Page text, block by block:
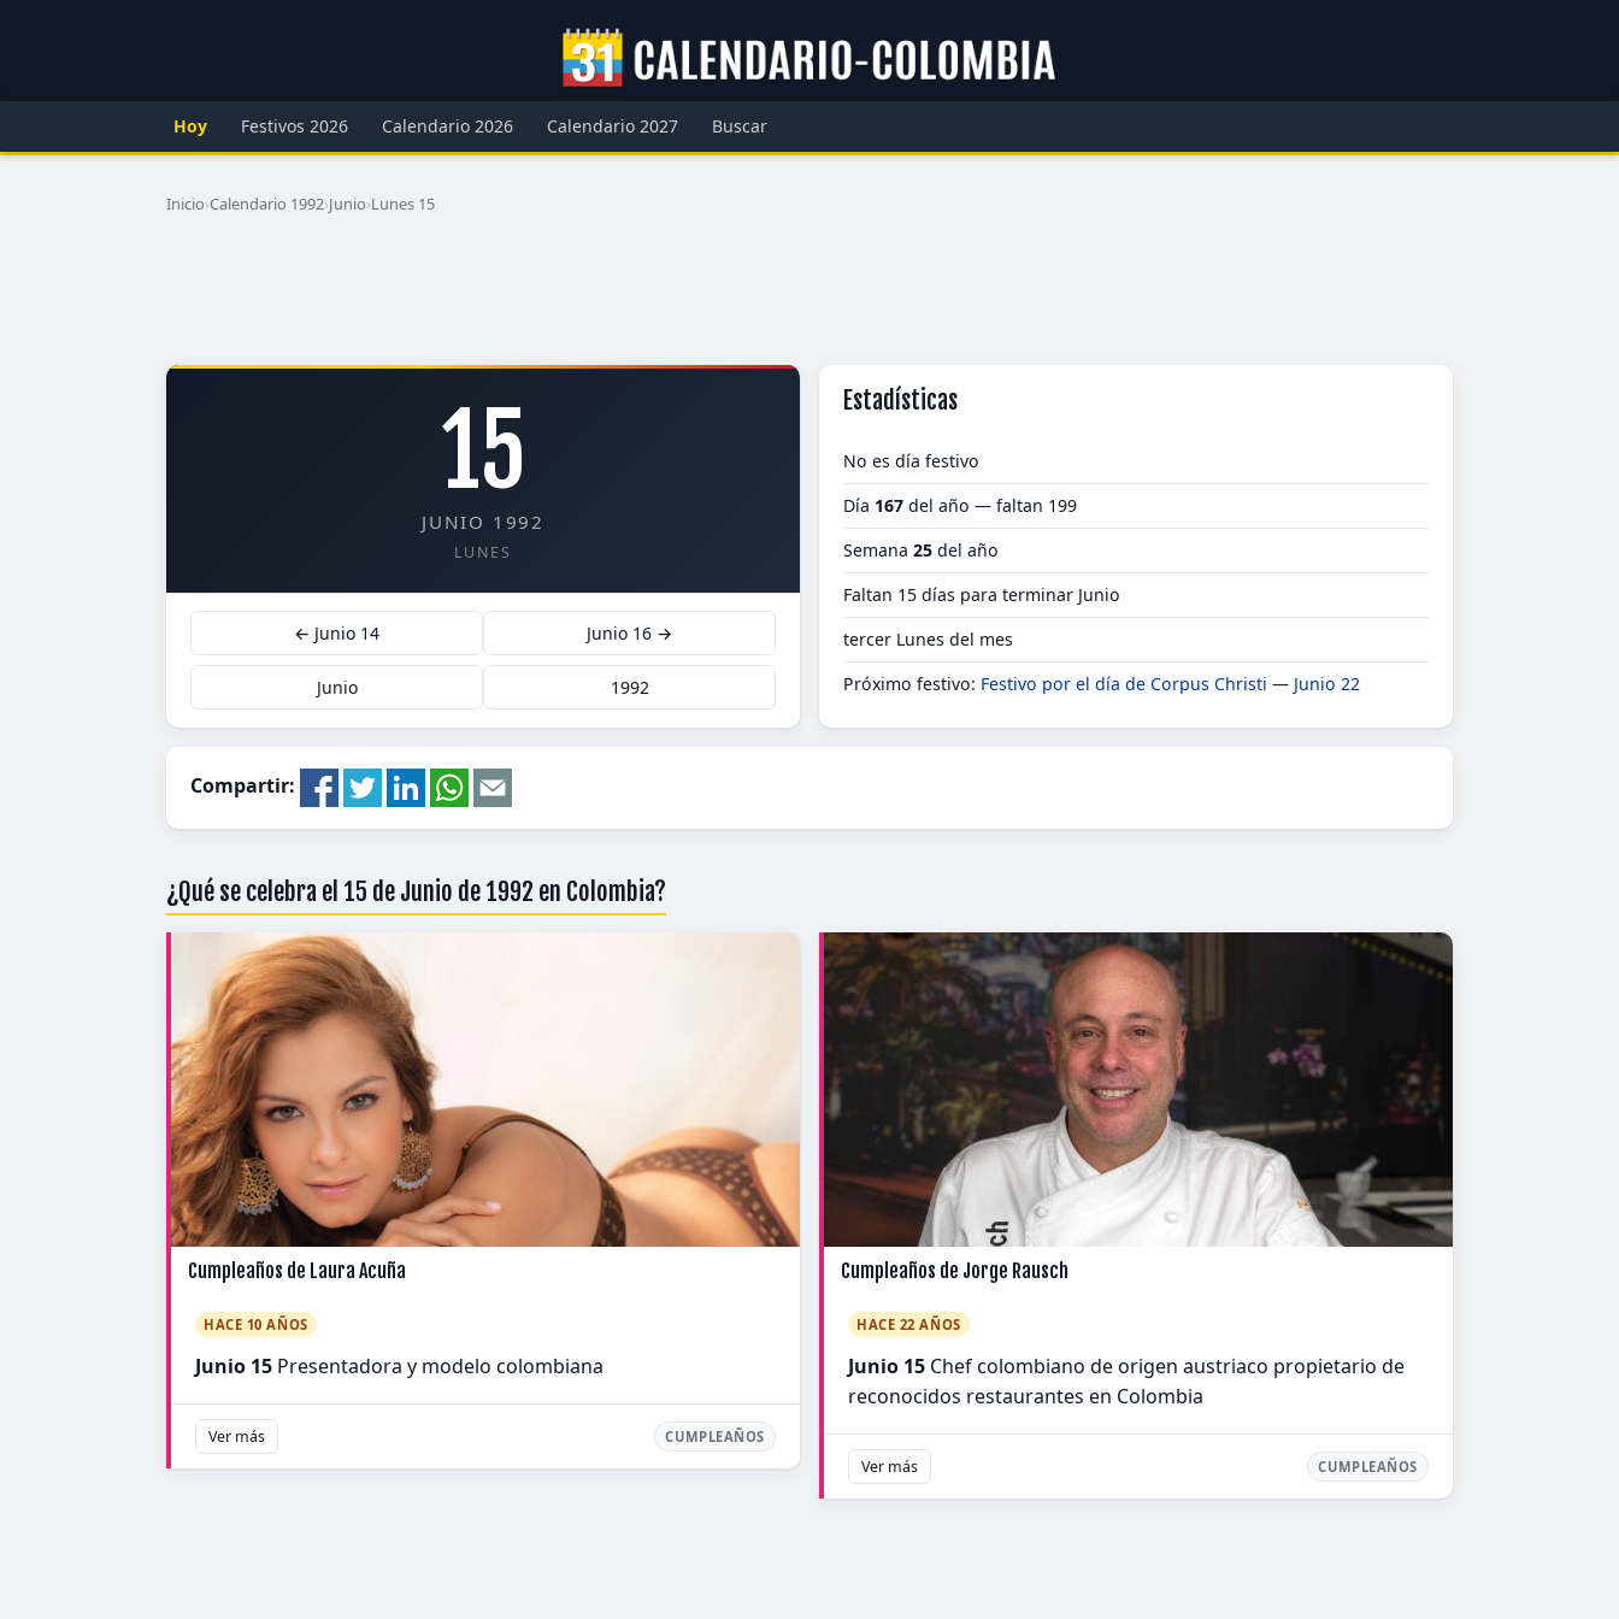
Hoy Festivos 2026 Calendario 2026 Calendario 2027 Buscar
Inicio›Calendario 1992›Junio›Lunes 15
15
JUNIO 1992
LUNES
← Junio 14 Junio 16 →
Junio 1992
Estadísticas
No es día festivo
Día 167 del año — faltan 199
Semana 25 del año
Faltan 15 días para terminar Junio
tercer Lunes del mes
Próximo festivo: Festivo por el día de Corpus Christi — Junio 22
Compartir:
¿Qué se celebra el 15 de Junio de 1992 en Colombia?
Cumpleaños de Laura Acuña
HACE 10 AÑOS
Junio 15 Presentadora y modelo colombiana
Ver más CUMPLEAÑOS
Cumpleaños de Jorge Rausch
HACE 22 AÑOS
Junio 15 Chef colombiano de origen austriaco propietario de
reconocidos restaurantes en Colombia
Ver más CUMPLEAÑOS